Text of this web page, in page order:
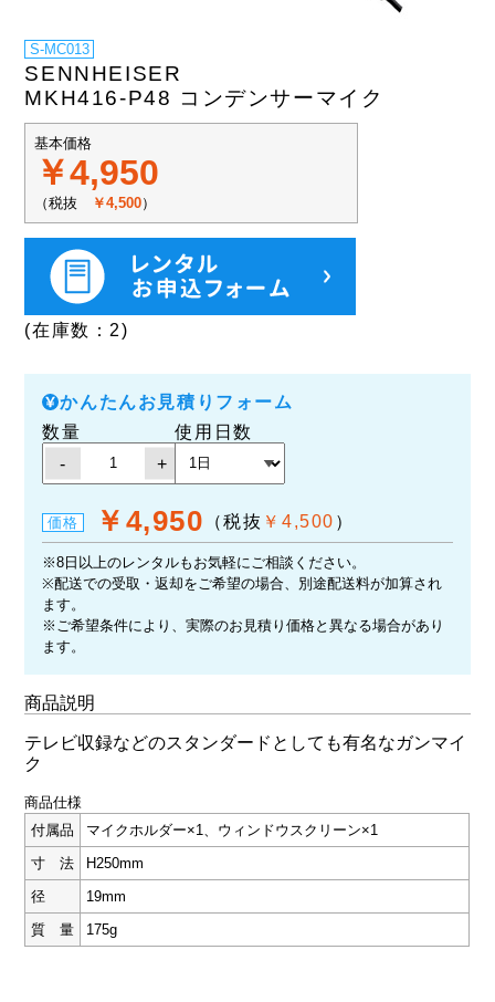
S-MC013
SENNHEISER
MKH416-P48 コンデンサーマイク
基本価格
￥4,950
（税抜 ￥4,500）
(在庫数：2)
かんたんお見積りフォーム
数量
-
+
使用日数
価格 ￥4,950 （税抜 ￥4,500 ）
※8日以上のレンタルもお気軽にご相談ください。
※配送での受取・返却をご希望の場合、別途配送料が加算され
ます。
※ご希望条件により、実際のお見積り価格と異なる場合があり
ます。
商品説明
テレビ収録などのスタンダードとしても有名なガンマイ
ク
商品仕様
付属品
マイクホルダー×1、ウィンドウスクリーン×1
寸 法
H250mm
径
19mm
質 量
175g